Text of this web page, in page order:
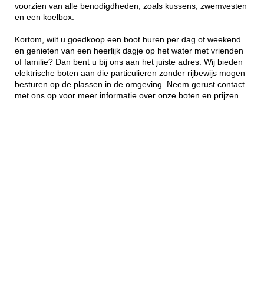
voorzien van alle benodigdheden, zoals kussens, zwemvesten
en een koelbox.
Kortom, wilt u goedkoop een boot huren per dag of weekend
en genieten van een heerlijk dagje op het water met vrienden
of familie? Dan bent u bij ons aan het juiste adres. Wij bieden
elektrische boten aan die particulieren zonder rijbewijs mogen
besturen op de plassen in de omgeving. Neem gerust contact
met ons op voor meer informatie over onze boten en prijzen.